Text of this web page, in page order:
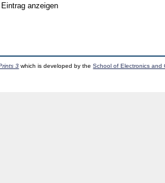
Eintrag anzeigen
3 which is developed by theSchool of Electronics and